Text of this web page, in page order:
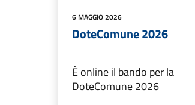
6 MAGGIO 2026
DoteComune 2026
È online il bando per la
DoteComune 2026